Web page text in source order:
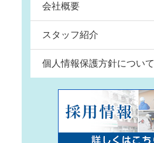
会社概要
スタッフ紹介
個人情報保護方針について